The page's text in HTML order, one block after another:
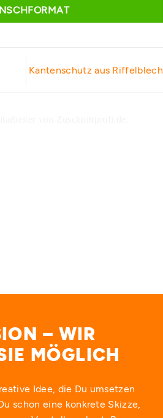
Kantenschutz aus Riffelblech
– WIR
MÖGLICH
Idee, die Du umsetzen
schon eine konkrete Skizze,